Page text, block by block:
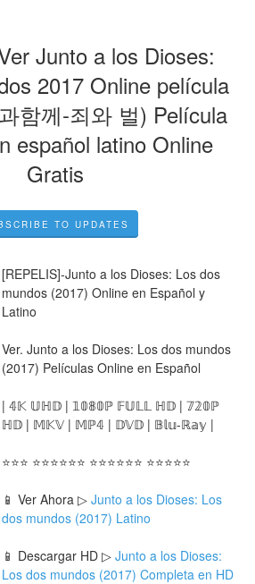
Junto a los Dioses:
2017 Online película
함께-죄와 벌) Película
español latino Online
Gratis
TO UPDATES
[REPELIS]-Junto a los Dioses: Los dos
mundos (2017) Online en Español y
Latino
Ver. Junto a los Dioses: Los dos mundos
(2017) Películas Online en Español
| 𝟜𝕂 𝕌ℍ𝔻 | 𝟙𝟘𝟠𝟘ℙ 𝔽𝕌𝕃𝕃 ℍ𝔻 | 𝟟𝟚𝟘ℙ
ℍ𝔻 | 𝕄𝕂𝕍 | 𝕄ℙ𝟜 | 𝔻𝕍𝔻 | 𝔹𝕝𝕦-ℝ𝕒𝕪 |
⭐⭐⭐ ⭐⭐⭐⭐⭐⭐ ⭐⭐⭐⭐⭐⭐ ⭐⭐⭐⭐⭐
📱 Ver Ahora ▷ Junto a los Dioses: Los
dos mundos (2017) Latino
📱 Descargar HD ▷ Junto a los Dioses:
Los dos mundos (2017) Completa en HD